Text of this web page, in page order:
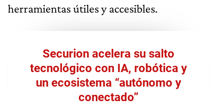
herramientas útiles y accesibles.
Securion acelera su salto
tecnológico con IA, robótica y
un ecosistema “autónomo y
conectado”